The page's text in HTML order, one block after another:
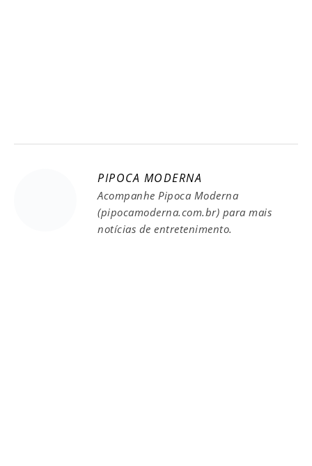
PIPOCA MODERNA
Acompanhe Pipoca Moderna
(pipocamoderna.com.br) para mais
notícias de entretenimento.